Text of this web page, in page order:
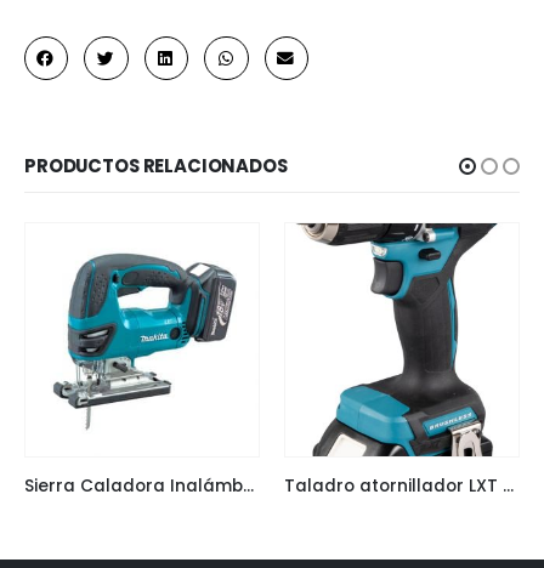
PRODUCTOS RELACIONADOS
Sierra Caladora Inalámbrica DJV180 Taladro atornillador LXT DDF482